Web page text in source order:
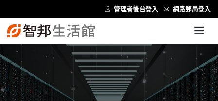
管理者後台登入 網路郵局登入